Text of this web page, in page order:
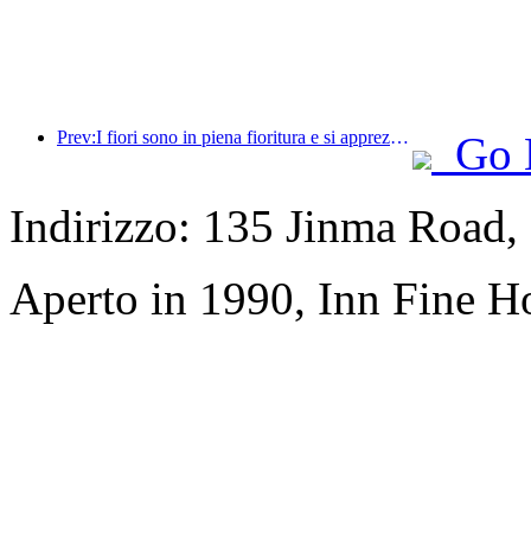
Prev:I fiori sono in piena fioritura e si apprezza la poesia insieme: il Festival della Dea dei Fiori di Ten-Li inizia in grande stile!
Go
Indirizzo: 135 Jinma
Aperto in 1990, Inn Fine